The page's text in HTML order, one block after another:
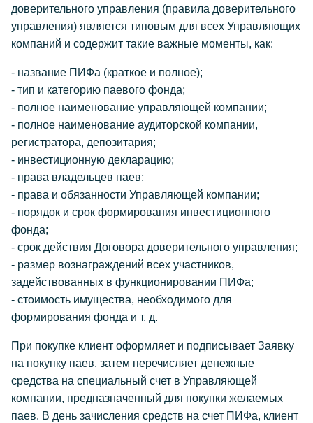
доверительного управления (правила доверительного
управления) является типовым для всех Управляющих
компаний и содержит такие важные моменты, как:
- название ПИФа (краткое и полное);
- тип и категорию паевого фонда;
- полное наименование управляющей компании;
- полное наименование аудиторской компании,
регистратора, депозитария;
- инвестиционную декларацию;
- права владельцев паев;
- права и обязанности Управляющей компании;
- порядок и срок формирования инвестиционного
фонда;
- срок действия Договора доверительного управления;
- размер вознаграждений всех участников,
задействованных в функционировании ПИФа;
- стоимость имущества, необходимого для
формирования фонда и т. д.
При покупке клиент оформляет и подписывает Заявку
на покупку паев, затем перечисляет денежные
средства на специальный счет в Управляющей
компании, предназначенный для покупки желаемых
паев. В день зачисления средств на счет ПИФа, клиент